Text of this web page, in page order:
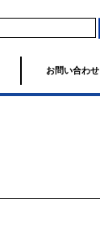
お問い合わせ